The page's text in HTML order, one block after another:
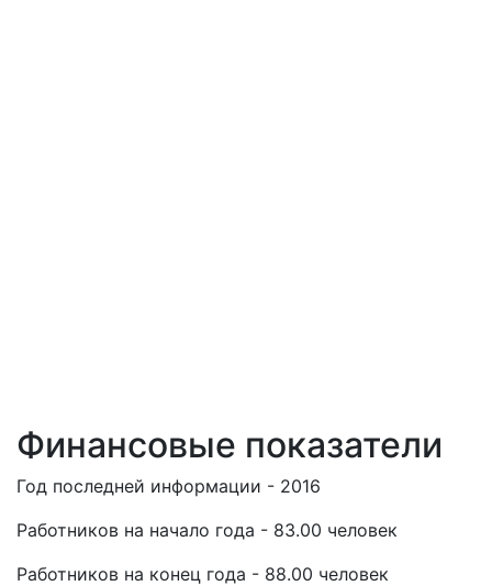
Финансовые показатели
Год последней информации - 2016
Работников на начало года - 83.00 человек
Работников на конец года - 88.00 человек